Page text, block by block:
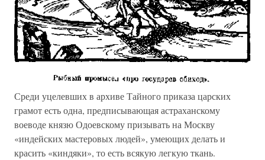
Среди уцелевших в архиве Тайного приказа царских
грамот есть одна, предписывающая астраханскому
воеводе князю Одоевскому призывать на Москву
«индейских мастеровых людей», умеющих делать и
красить «киндяки», то есть всякую легкую ткань.